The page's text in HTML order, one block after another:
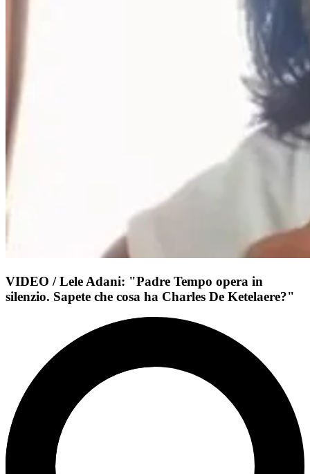
VIDEO / Lele Adani: "Padre Tempo opera in
silenzio. Sapete che cosa ha Charles De Ketelaere?"